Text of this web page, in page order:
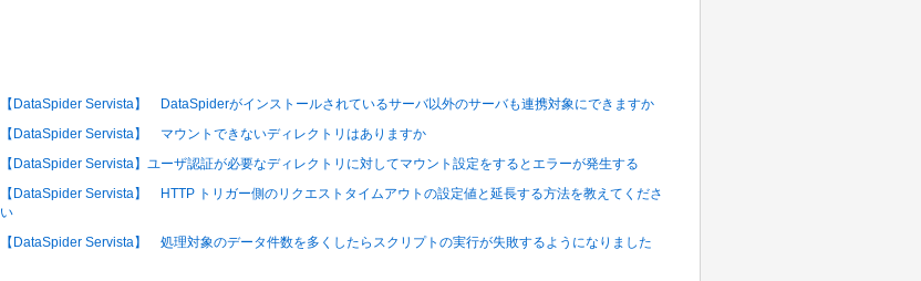
【DataSpider Servista】 DataSpiderがインストールされているサーバ以外のサーバも連携対象にできますか
【DataSpider Servista】 マウントできないディレクトリはありますか
【DataSpider Servista】ユーザ認証が必要なディレクトリに対してマウント設定をするとエラーが発生する
【DataSpider Servista】 HTTP トリガー側のリクエストタイムアウトの設定値と延長する方法を教えてくださ
い
【DataSpider Servista】 処理対象のデータ件数を多くしたらスクリプトの実行が失敗するようになりました